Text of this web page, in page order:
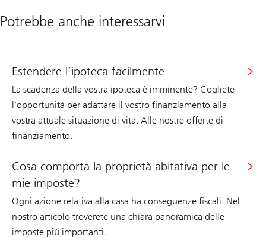
Potrebbe anche interessarvi
Estendere l’ipoteca facilmente
La scadenza della vostra ipoteca è imminente? Cogliete
l’opportunità per adattare il vostro finanziamento alla
vostra attuale situazione di vita. Alle nostre offerte di
finanziamento.
Cosa comporta la proprietà abitativa per le
mie imposte?
Ogni azione relativa alla casa ha conseguenze fiscali. Nel
nostro articolo troverete una chiara panoramica delle
imposte più importanti.